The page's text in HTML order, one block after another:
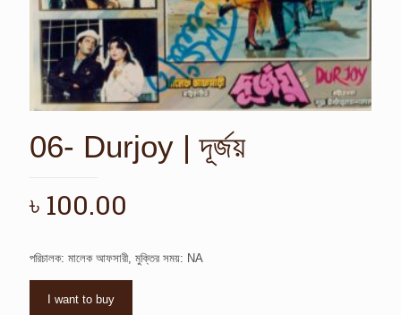
06- Durjoy | দূর্জয়
৳ 100.00
পরিচালক: মালেক আফসারী, মুক্তির সময়: NA
I want to buy